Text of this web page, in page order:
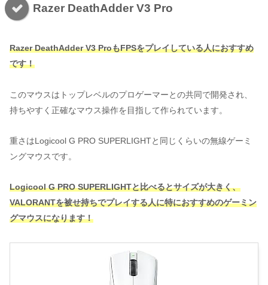
Razer DeathAdder V3 Pro
Razer DeathAdder V3 ProもFPSをプレイしている人におすすめ
です！
このマウスはトップレベルのプロゲーマーとの共同で開発され、
持ちやすく正確なマウス操作を目指して作られています。
重さはLogicool G PRO SUPERLIGHTと同じくらいの無線ゲーミ
ングマウスです。
Logicool G PRO SUPERLIGHTと比べるとサイズが大きく、
VALORANTを被せ持ちでプレイする人に特におすすめのゲーミン
グマウスになります！